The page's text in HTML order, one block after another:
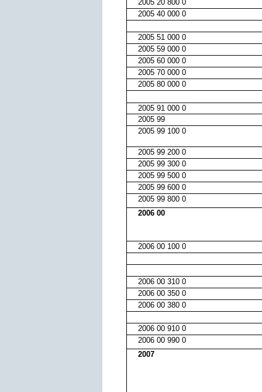
2005 20 800 0
2005 40 000 0
2005 51 000 0
2005 59 000 0
2005 60 000 0
2005 70 000 0
2005 80 000 0
2005 91 000 0
2005 99
2005 99 100 0
2005 99 200 0
2005 99 300 0
2005 99 500 0
2005 99 600 0
2005 99 800 0
2006 00
2006 00 100 0
2006 00 310 0
2006 00 350 0
2006 00 380 0
2006 00 910 0
2006 00 990 0
2007